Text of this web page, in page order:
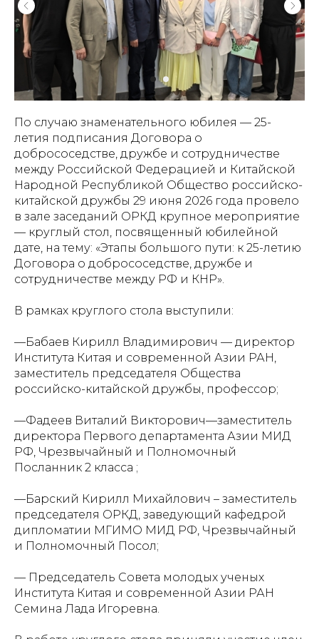
По случаю знаменательного юбилея — 25-
летия подписания Договора о
добрососедстве, дружбе и сотрудничестве
между Российской Федерацией и Китайской
Народной Республикой Общество российско-
китайской дружбы 29 июня 2026 года провело
в зале заседаний ОРКД крупное мероприятие
— круглый стол, посвященный юбилейной
дате, на тему: «Этапы большого пути: к 25-летию
Договора о добрососедстве, дружбе и
сотрудничестве между РФ и КНР».
В рамках круглого стола выступили:
—Бабаев Кирилл Владимирович — директор
Института Китая и современной Азии РАН,
заместитель председателя Общества
российско-китайской дружбы, профессор;
—Фадеев Виталий Викторович—заместитель
директора Первого департамента Азии МИД
РФ, Чрезвычайный и Полномочный
Посланник 2 класса ;
—Барский Кирилл Михайлович – заместитель
председателя ОРКД, заведующий кафедрой
дипломатии МГИМО МИД РФ, Чрезвычайный
и Полномочный Посол;
— Председатель Совета молодых ученых
Института Китая и современной Азии РАН
Семина Лада Игоревна.